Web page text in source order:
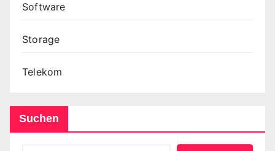
Software
Storage
Telekom
Suchen